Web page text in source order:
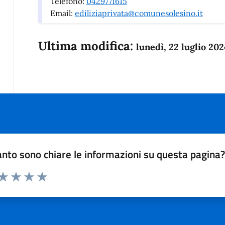
Email: ediliziaprivata@comunesolesino.it
Ultima modifica: lunedì, 22 luglio
sono chiare le informazioni su questa pagina?
da 1 a 5 stelle la pagina